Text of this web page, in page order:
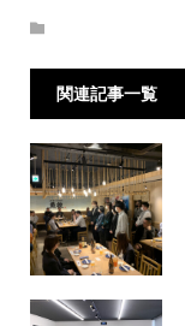
関連記事一覧